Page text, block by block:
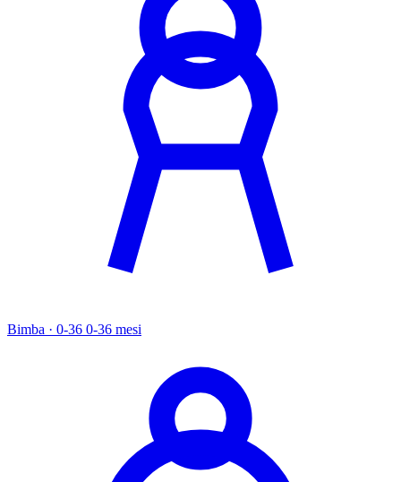
Bimba · 0-36 0-36 mesi